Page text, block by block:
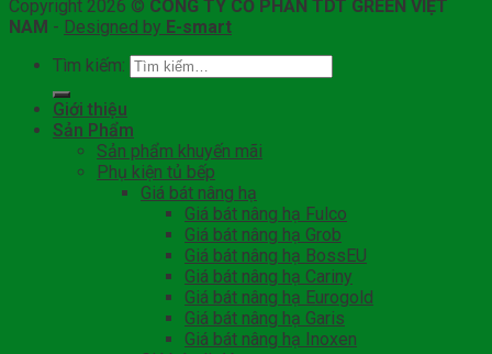
Copyright 2026 © CÔNG TY CỔ PHẦN TDT GREEN VIỆT
NAM - Designed by E-smart
Tìm kiếm:
Giới thiệu
Sản Phẩm
Sản phẩm khuyến mãi
Phụ kiện tủ bếp
Giá bát nâng hạ
Giá bát nâng hạ Fulco
Giá bát nâng hạ Grob
Giá bát nâng hạ BossEU
Giá bát nâng hạ Cariny
Giá bát nâng hạ Eurogold
Giá bát nâng hạ Garis
Giá bát nâng hạ Inoxen